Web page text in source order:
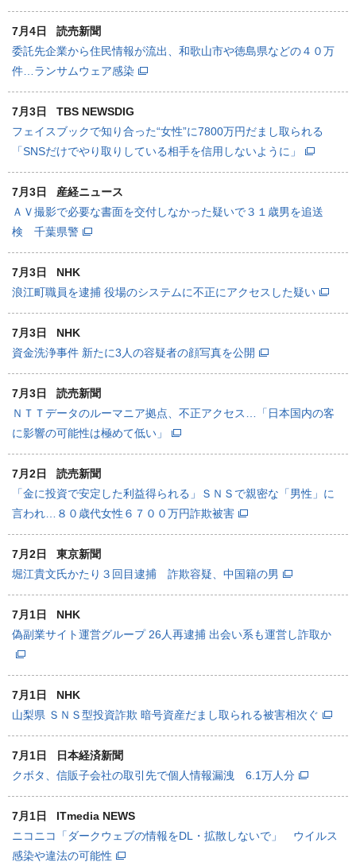
7月4日
読売新聞
委託先企業から住民情報が流出、和歌山市や徳島県などの４０万
件…ランサムウェア感染
7月3日
TBS NEWSDIG
フェイスブックで知り合った“女性”に7800万円だまし取られる
「SNSだけでやり取りしている相手を信用しないように」
7月3日
産経ニュース
ＡＶ撮影で必要な書面を交付しなかった疑いで３１歳男を追送
検 千葉県警
7月3日
NHK
浪江町職員を逮捕 役場のシステムに不正にアクセスした疑い
7月3日
NHK
資金洗浄事件 新たに3人の容疑者の顔写真を公開
7月3日
読売新聞
ＮＴＴデータのルーマニア拠点、不正アクセス…「日本国内の客
に影響の可能性は極めて低い」
7月2日
読売新聞
「金に投資で安定した利益得られる」ＳＮＳで親密な「男性」に
言われ…８０歳代女性６７００万円詐欺被害
7月2日
東京新聞
堀江貴文氏かたり３回目逮捕 詐欺容疑、中国籍の男
7月1日
NHK
偽副業サイト運営グループ 26人再逮捕 出会い系も運営し詐取か
7月1日
NHK
山梨県 ＳＮＳ型投資詐欺 暗号資産だまし取られる被害相次ぐ
7月1日
日本経済新聞
クボタ、信販子会社の取引先で個人情報漏洩 6.1万人分
7月1日
ITmedia NEWS
ニコニコ「ダークウェブの情報をDL・拡散しないで」 ウイルス
感染や違法の可能性